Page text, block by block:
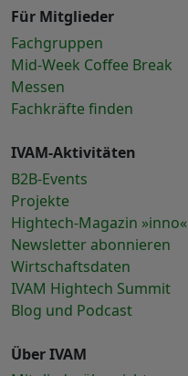
Für Mitglieder
Fachgruppen
Mid-Week Coffee Break
Messen
Fachkräfte finden
IVAM-Aktivitäten
B2B-Events
Projekte
Hightech-Magazin »inno«
Newsletter abonnieren
Wirtschaftsdaten
IVAM Hightech Summit
Blog und Podcast
Über IVAM